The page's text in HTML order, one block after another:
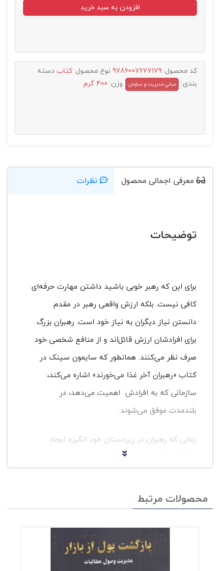
افزودن به سبد خرید
کد محصول: 9786007677179 نوع محصول:کتاب دسته
بندی:
مباني مديريت و سازمان وزن: 400 گرم
معرفی اجمالی محصول نظرات
توضیحات
برای این که رهبر خوبی باشید داشتن مهارت حرفه‌ای
کافی نیست. بلکه ارزش واقعی رهبر در مقدم
دانستن نیاز دیگران به نیاز خود است. رهبران بزرگ
برای افرادشان ارزش قائل‌اند و از منافع شخصی خود
صرف نظر می‌کنند. همانطور که سایمون سینک در
کتاب «رهبران آخر غذا می‌خورند» اشاره می‌کند،
سازمانی که به افرادش اهمیت می‌دهد، در
بلندمدت موفق می‌شوند.
زمانی که رهبران در زیردستان خود انگیزه ایجاد
می‌کنند، آن‌ها هم به آینده‌ای بهتر امیدوار
بهره‌وری بیشتری دارند.
ویژگی‌های رهبران موفق و نقش آن‌ها در موفقیت
سازمان و جامعه را بیان می‌کند. سایمون سینک به
محصولات مرتبط